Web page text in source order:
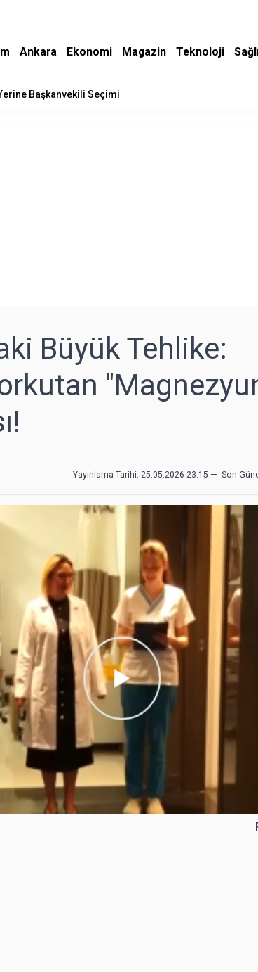
Ankara Ekonomi Magazin Teknoloji
İndirim Geliyor
Büyük Tehlike:
Yayınlama Tarihi: 25.05.2026 23:15 — Son